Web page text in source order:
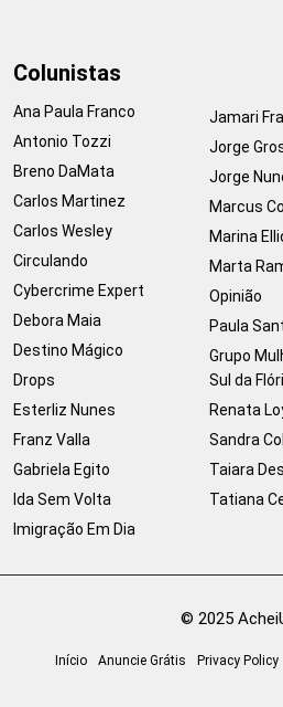
Colunistas
Ana Paula Franco
Antonio Tozzi
Breno DaMata
Carlos Martinez
Carlos Wesley
Circulando
Cybercrime Expert
Debora Maia
Destino Mágico
Drops
Esterliz Nunes
Franz Valla
Gabriela Egito
Ida Sem Volta
Imigração Em Dia
Jamari
Jorge
Jorge
Marcus
Marina
Marta
Opinião
Paula
Grupo
Sul da
Renata
Sandra
Taiara
Tatiana
© 2025
Início Anuncie Grátis Privacy Policy